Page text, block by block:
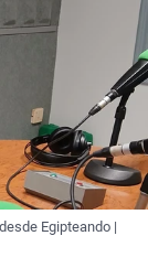
Egipteando |